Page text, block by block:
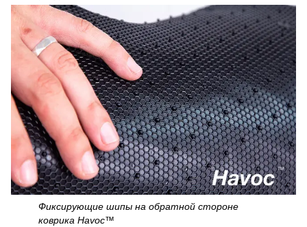
Фиксирующие шипы на обратной стороне
коврика Havoc™